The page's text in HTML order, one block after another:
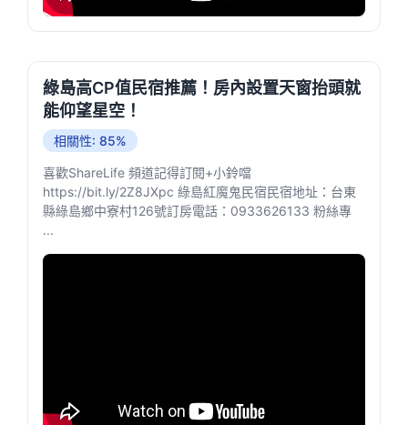
綠島高CP值民宿推薦！房內設置天窗抬頭就
能仰望星空！
相關性: 85%
喜歡ShareLife 頻道記得訂閱+小鈴噹
https://bit.ly/2Z8JXpc​​ 綠島紅魔鬼民宿民宿地址：台東
縣綠島鄉中寮村126號訂房電話：0933626133 粉絲專
...